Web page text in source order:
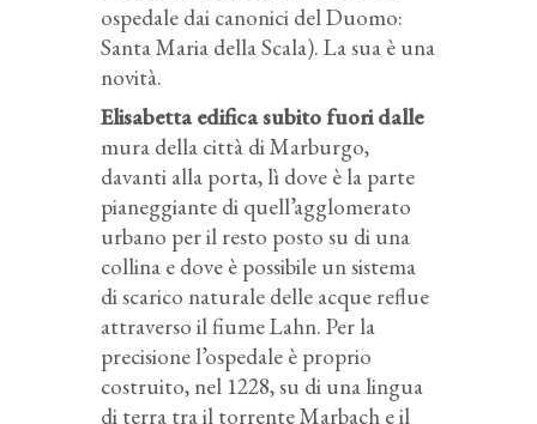
ospedale dai canonici del Duomo:
Santa Maria della Scala). La sua è una
novità.
Elisabetta edifica subito fuori dalle
mura della città di Marburgo,
davanti alla porta, lì dove è la parte
pianeggiante di quell’agglomerato
urbano per il resto posto su di una
collina e dove è possibile un sistema
di scarico naturale delle acque reflue
attraverso il fiume Lahn. Per la
precisione l’ospedale è proprio
costruito, nel 1228, su di una lingua
di terra tra il torrente Marbach e il